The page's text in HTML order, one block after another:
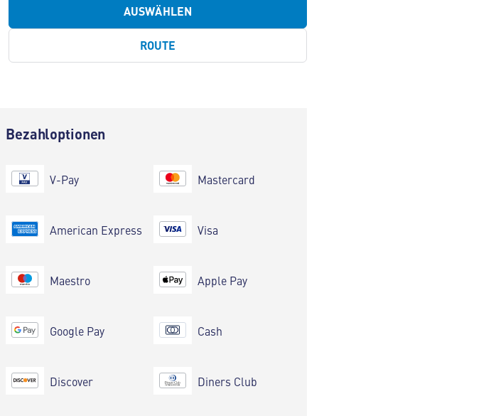
AUSWÄHLEN
ROUTE
Bezahloptionen
V-Pay
American Express
Maestro
Google Pay
Discover
Mastercard
Visa
Apple Pay
Cash
Diners Club